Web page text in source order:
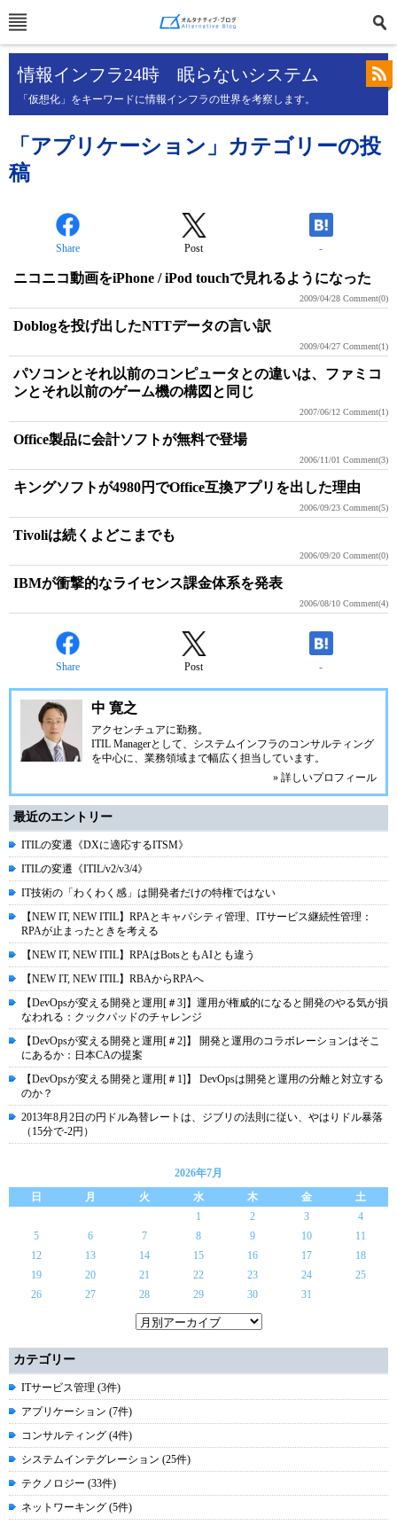
情報インフラ24時 眠らないシステム
「仮想化」をキーワードに情報インフラの世界を考察します。
「アプリケーション」カテゴリーの投
稿
Share Post -
ニコニコ動画をiPhone / iPod touchで見れるようになった
2009/04/28 Comment(0)
Doblogを投げ出したNTTデータの言い訳
2009/04/27 Comment(1)
パソコンとそれ以前のコンピュータとの違いは、ファミコ
ンとそれ以前のゲーム機の構図と同じ
2007/06/12 Comment(1)
Office製品に会計ソフトが無料で登場
2006/11/01 Comment(3)
キングソフトが4980円でOffice互換アプリを出した理由
2006/09/23 Comment(5)
Tivoliは続くよどこまでも
2006/09/20 Comment(0)
IBMが衝撃的なライセンス課金体系を発表
2006/08/10 Comment(4)
Share Post -
中 寛之
アクセンチュアに勤務。
ITIL Managerとして、システムインフラのコンサルティング
を中心に、業務領域まで幅広く担当しています。
» 詳しいプロフィール
最近のエントリー
ITILの変遷《DXに適応するITSM》
ITILの変遷《ITIL/v2/v3/4》
IT技術の「わくわく感」は開発者だけの特権ではない
【NEW IT, NEW ITIL】RPAとキャパシティ管理、ITサービス継続性管理：
RPAが止まったときを考える
【NEW IT, NEW ITIL】RPAはBotsともAIとも違う
【NEW IT, NEW ITIL】RBAからRPAへ
【DevOpsが変える開発と運用[＃3]】運用が権威的になると開発のやる気が損
なわれる：クックパッドのチャレンジ
【DevOpsが変える開発と運用[＃2]】 開発と運用のコラボレーションはそこ
にあるか：日本CAの提案
【DevOpsが変える開発と運用[＃1]】 DevOpsは開発と運用の分離と対立する
のか？
2013年8月2日の円ドル為替レートは、ジブリの法則に従い、やはりドル暴落
（15分で-2円）
2026年7月
日
月 火 水 木 金
土
1
2 3
4
5
6 7 8 9 10
11
12
13 14 15 16 17
18
19
20 21 22 23 24
25
26
27 28 29 30 31
カテゴリー
ITサービス管理 (3件)
アプリケーション (7件)
コンサルティング (4件)
システムインテグレーション (25件)
テクノロジー (33件)
ネットワーキング (5件)